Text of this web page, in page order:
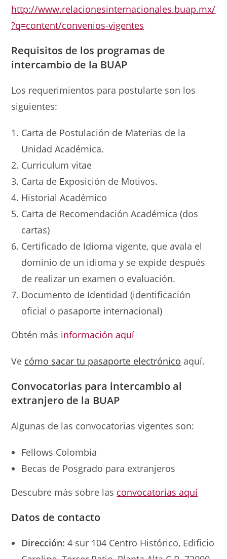
http://www.relacionesinternacionales.buap.mx/
?q=content/convenios-vigentes
Requisitos de los programas de
intercambio de la BUAP
Los requerimientos para postularte son los
siguientes:
Carta de Postulación de Materias de la
Unidad Académica.
Curriculum vitae
Carta de Exposición de Motivos.
Historial Académico
Carta de Recomendación Académica (dos
cartas)
Certificado de Idioma vigente, que avala el
dominio de un idioma y se expide después
de realizar un examen o evaluación.
Documento de Identidad (identificación
oficial o pasaporte internacional)
Obtén más información aquí
Ve cómo sacar tu pasaporte electrónico aquí.
Convocatorias para intercambio al
extranjero de la BUAP
Algunas de las convocatorias vigentes son:
Fellows Colombia
Becas de Posgrado para extranjeros
Descubre más sobre las convocatorias aquí
Datos de contacto
Dirección: 4 sur 104 Centro Histórico, Edificio